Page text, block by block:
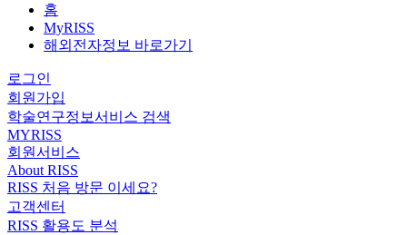
홈
MyRISS
해외전자정보 바로가기
로그인
회원가입
학술연구정보서비스 검색
MYRISS
회원서비스
About RISS
RISS 처음 방문 이세요?
고객센터
RISS 활용도 분석